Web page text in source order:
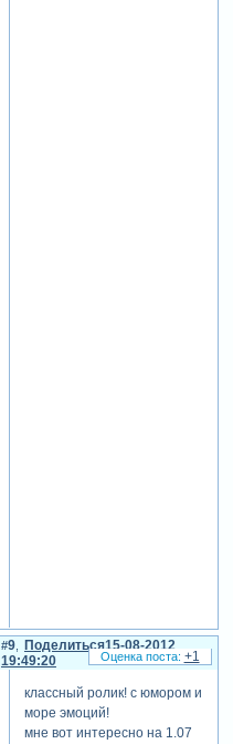
Поделиться
9
15-08-2012
19:49:20
классный ролик! с юмором и
море эмоций!
мне вот интересно на 1.07
+1